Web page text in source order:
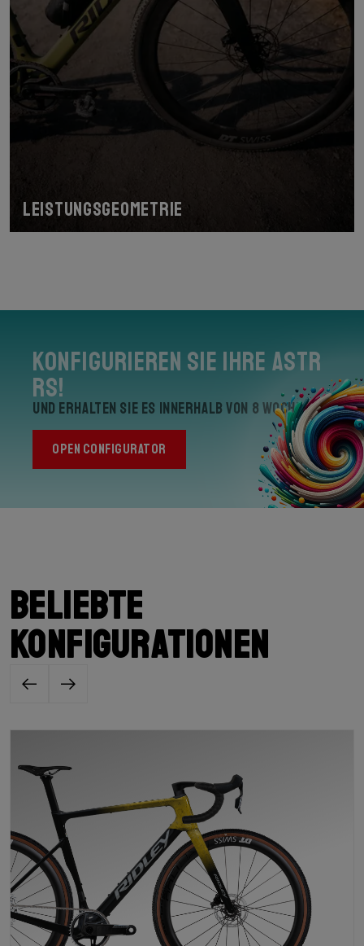
Leistungsgeometrie
Konfigurieren Sie Ihre Astr
RS!
und erhalten Sie es innerhalb von 8 Wochen
OPEN CONFIGURATOR
Beliebte
Konfigurationen